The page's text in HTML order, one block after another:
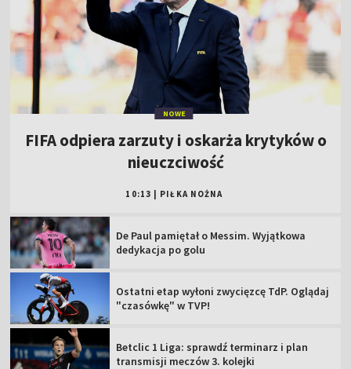
NOWE
FIFA odpiera zarzuty i oskarża krytyków o
nieuczciwość
10:13 PIŁKA NOŻNA
De Paul pamiętał o Messim. Wyjątkowa
dedykacja po golu
Ostatni etap wyłoni zwycięzcę TdP. Oglądaj
"czasówkę" w TVP!
Betclic 1 Liga: sprawdź terminarz i plan
transmisji meczów 3. kolejki